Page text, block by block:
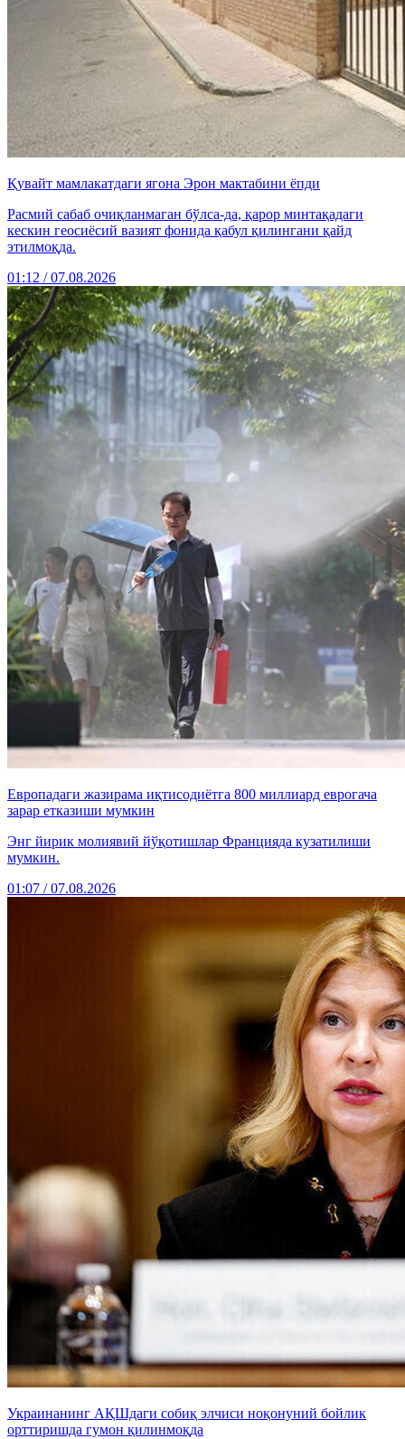
Қувайт мамлакатдаги ягона Эрон мактабини ёпди
Расмий сабаб очиқланмаган бўлса-да, қарор минтақадаги
кескин геосиёсий вазият фонида қабул қилингани қайд
этилмоқда.
01:12 / 07.08.2026
Европадаги жазирама иқтисодиётга 800 миллиард еврогача
зарар етказиши мумкин
Энг йирик молиявий йўқотишлар Францияда кузатилиши
мумкин.
01:07 / 07.08.2026
Украинанинг АҚШдаги собиқ элчиси ноқонуний бойлик
орттиришда гумон қилинмоқда